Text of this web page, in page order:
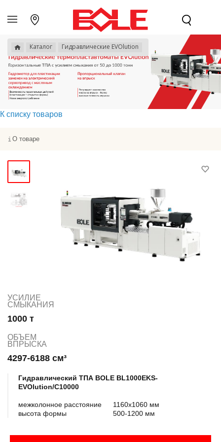
Каталог Гидравлические EVOlution
К списку товаров
О товаре
УСИЛИЕ
СМЫКАНИЯ
1000 т
ОБЪЕМ
ВПРЫСКА
4297-6188 см³
Гидравлический ТПА BOLE BL1000EKS-
EVOlution/C10000
межколонное расстояние
1160х1060 мм
высота формы
500-1200 мм